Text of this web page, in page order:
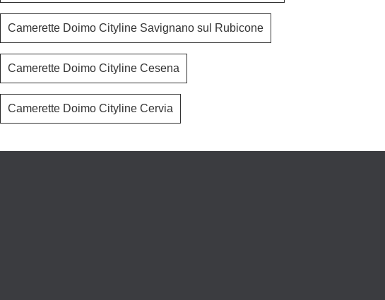
Castello Nuk
Camerette Doimo Cityline Savignano sul Rubicone
Camerette Doimo Cityline Cesena
Camerette Doimo Cityline Cervia